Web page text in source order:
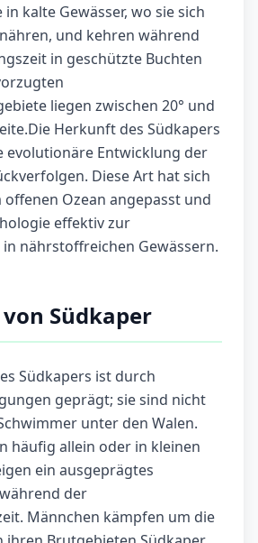
kalte Gewässer, wo sie sich
und kehren während
in geschützte Buchten
liegen zwischen 20° und
Herkunft des Südkapers
evolutionäre Entwicklung der
Diese Art hat sich
offenen Ozean angepasst und
effektiv zur
nährstoffreichen Gewässern.
Südkaper
Südkapers ist durch
geprägt; sie sind nicht
unter den Walen.
häufig allein oder in kleinen
ein ausgeprägtes
der
Männchen kämpfen um die